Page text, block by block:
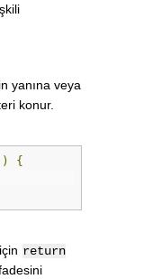
yanına veya
konur.
{
return